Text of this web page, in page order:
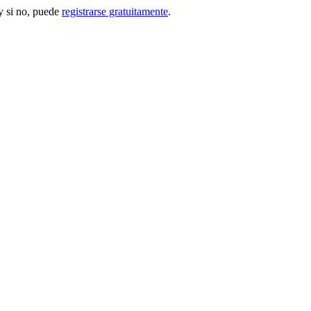
si no, puede registrarse gratuitamente.